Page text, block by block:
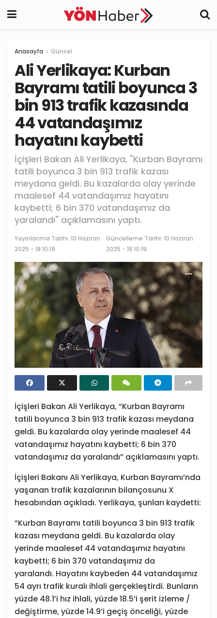
Anasayfa Güncel
Ali Yerlikaya: Kurban
Bayramı tatili boyunca 3
bin 913 trafik kazasında
44 vatandaşımız
hayatını kaybetti
İçişleri Bakan Ali Yerlikaya, "Kurban Bayramı
tatili boyunca 3 bin 913 trafik kazası
meydana geldi. Bu kazalarda olay yerinde
maalesef 44 vatandaşımız hayatını
kaybetti; 6 bin 370 vatandaşımız da
yaralandı" açıklamasını yaptı.
Yayınlanma Tarihi: 10 Haziran
2025 - 18:10:19
Güncelleme Tarihi: 10 Haziran
2025 - 18:10:19
İçişleri Bakan Ali Yerlikaya, “Kurban Bayramı
tatili boyunca 3 bin 913 trafik kazası meydana
geldi. Bu kazalarda olay yerinde maalesef 44
vatandaşımız hayatını kaybetti; 6 bin 370
vatandaşımız da yaralandı” açıklamasını yaptı.
İçişleri Bakanı Ali Yerlikaya, Kurban Bayramı’nda
yaşanan trafik kazalarının bilançosunu X
hesabından açıkladı. Yerlikaya, şunları kaydetti:
“Kurban Bayramı tatili boyunca 3 bin 913 trafik
kazası meydana geldi. Bu kazalarda olay
yerinde maalesef 44 vatandaşımız hayatını
kaybetti; 6 bin 370 vatandaşımız da
yaralandı. Hayatını kaybeden 44 vatandaşımız
54 ayrı trafik kuralı ihlali gerçekleştirdi. Bunların
yüzde 48.1’i hız ihlali, yüzde 18.5’i şerit izleme /
değiştirme, yüzde 14.9’i geçiş önceliği, yüzde